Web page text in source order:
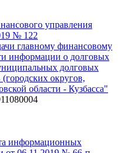
управления
№ 122
главному финансовому
информации о долговых
долговых
округов,
области - Кузбасса"
информационных